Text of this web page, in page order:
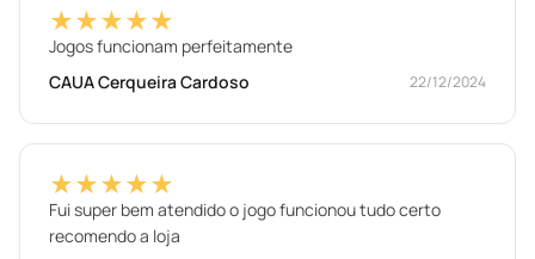
★★★★★
Jogos funcionam perfeitamente
CAUA Cerqueira Cardoso
22/12/2024
★★★★★
Fui super bem atendido o jogo funcionou tudo certo
recomendo a loja